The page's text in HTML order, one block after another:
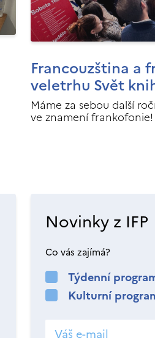
Francouzština a
veletrhu Svět
Máme za sebou další
ve znamení frankofonie!
Novinky z IFP
Co vás zajímá?
Týdenní
Kulturní